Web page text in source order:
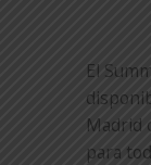
El
Madrid
para